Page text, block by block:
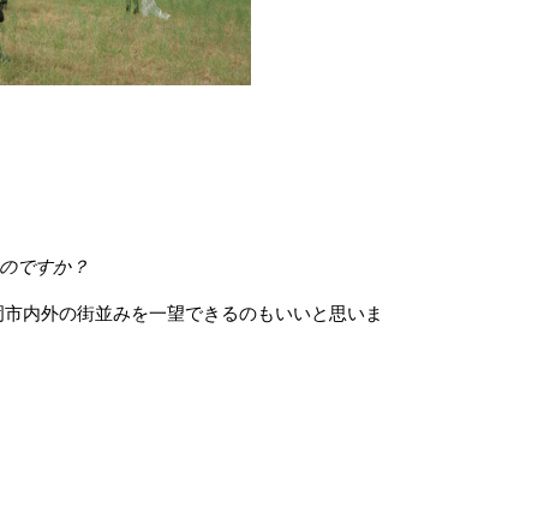
ですか？
外の街並みを一望できるのもいいと思いま